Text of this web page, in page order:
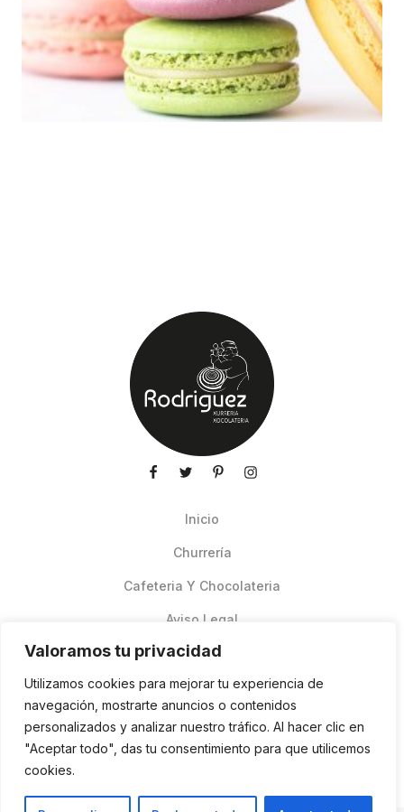
Valoramos tu privacidad
Utilizamos cookies para mejorar tu experiencia de
navegación, mostrarte anuncios o contenidos
personalizados y analizar nuestro tráfico. Al hacer clic en
"Aceptar todo", das tu consentimiento para que utilicemos
cookies.
Inicio
Churrería
Cafeteria Y Chocolateria
Aviso Legal
Pedidos Online Glovo
Contacto